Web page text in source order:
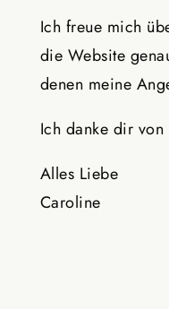
Ich freue mich
die Website
denen meine
Ich danke dir
Alles Liebe
Caroline